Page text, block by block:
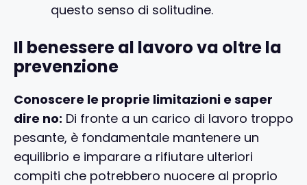
questo senso di solitudine.
Il benessere al lavoro va oltre la
prevenzione
Conoscere le proprie limitazioni e saper
dire no: Di fronte a un carico di lavoro troppo
pesante, è fondamentale mantenere un
equilibrio e imparare a rifiutare ulteriori
compiti che potrebbero nuocere al proprio